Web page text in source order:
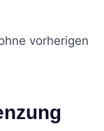
vorherigen